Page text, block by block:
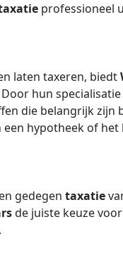
professioneel
laten taxeren, biedt
hun specialisatie
die belangrijk zijn
hypotheek of
gedegen taxatie
de juiste keuze
.